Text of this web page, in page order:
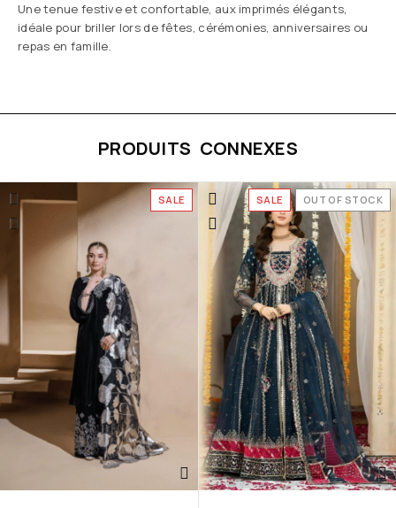
Une tenue festive et confortable, aux imprimés élégants,
idéale pour briller lors de fêtes, cérémonies, anniversaires ou
repas en famille.
PRODUITS CONNEXES
SALE SALE OUT OF STOCK